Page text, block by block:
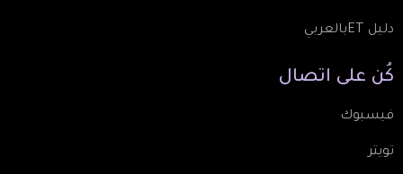
دليل ETبالعربي
كُن على اتصال
فيسبوك
تويتر